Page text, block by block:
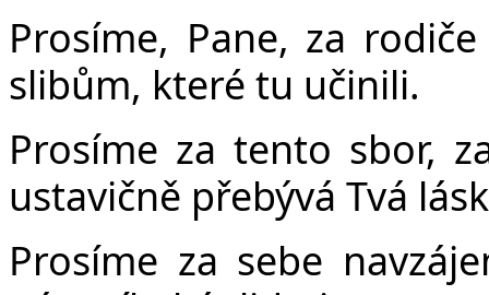
Prosíme, Pane, za
slibům, které tu učinili.
Prosíme za tento sbor,
ustavičně přebývá Tvá
Prosíme za sebe